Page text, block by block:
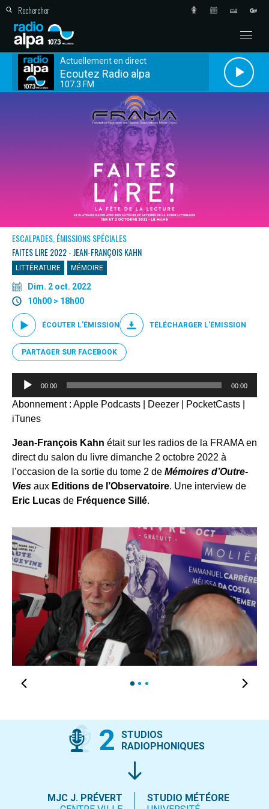
Actuellement en direct
Ecoutez Radio alpa
107.3 FM
ESCALPADES, ÉMISSIONS SPÉCIALES
FAITES LIRE 2022 - JEAN-FRANÇOIS KAHN
LITTÉRATURE MÉMOIRE
Dim. 2 oct. 2022
10h00 > 18h00
ÉCOUTER L'ÉMISSION TÉLÉCHARGER L'ÉMISSION
PARTAGER SUR FACEBOOK
Lecteur
00:00 00:00
Abonnement : Apple Podcasts Deezer PocketCasts
iTunes
Jean-François Kahn était sur les radios de la FRAMA en
direct du salon du livre dimanche 2 octobre 2022 à
l’occasion de la sortie du tome 2 de Mémoires d’Outre-
Vies aux Editions de l’Observatoire. Une interview de
Eric Lucas de Fréquence Sillé.
2
STUDIOS
RADIOPHONIQUES
MJC J. PRÉVERT
STUDIO MÉTÉORE